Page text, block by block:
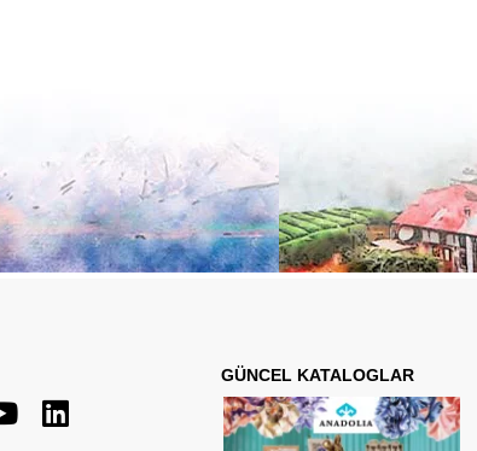
GÜNCEL KATALOGLAR